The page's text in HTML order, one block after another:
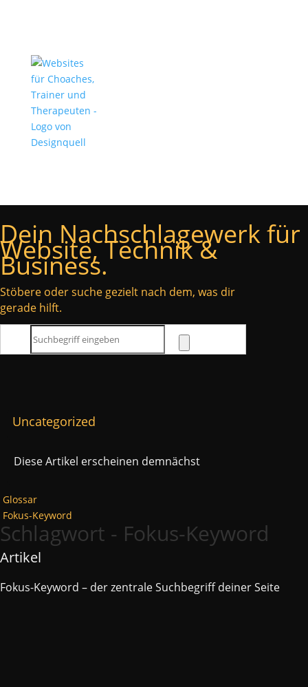
Dein Nachschlagewerk für
Website, Technik &
Business.
Stöbere oder suche gezielt nach dem, was dir
gerade hilft.
Uncategorized
Diese Artikel erscheinen demnächst
Glossar
Fokus-Keyword
Schlagwort - Fokus-Keyword
Artikel
Fokus-Keyword – der zentrale Suchbegriff deiner Seite